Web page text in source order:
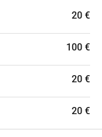
20 €
100 €
20 €
20 €